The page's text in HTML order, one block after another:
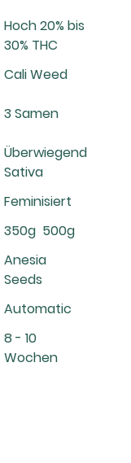
Hoch 20% bis
30% THC
Cali Weed
3 Samen
Überwiegend
Sativa
Feminisiert
350g  500g
Anesia
Seeds
Automatic
8 - 10
Wochen